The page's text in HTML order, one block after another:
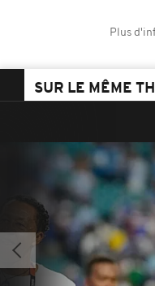
Plus
SUR LE MÊME